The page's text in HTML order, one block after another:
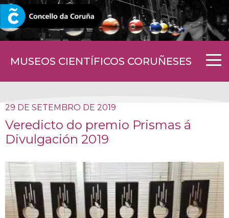
MUSEOS CIENTÍFICOS CORUÑESES
CORUNA.GAL
29 DE SETEMBRO DE 2019
Veredicto do premio Prismas á
Divulgación 2019